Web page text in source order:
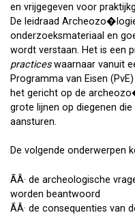
en vrijgegeven voor
De leidraad
onderzoeksmateriaal en
wordt verstaan. Het is een
practiceswaarnaar vanuit
Programma van Eisen
het gericht op de
grote lijnen op diegenen
aansturen.
De volgende onderwerpen
ÃÂ· de archeologische
worden beantwoord
ÃÂ· de consequenties van